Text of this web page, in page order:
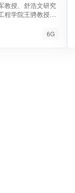
教授、舒浩文研究
程学院王骋教授联
6G